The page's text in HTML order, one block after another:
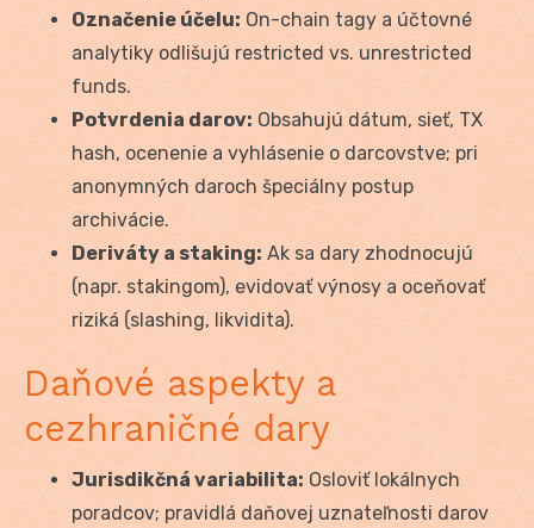
Označenie účelu: On-chain tagy a účtovné
analytiky odlišujú restricted vs. unrestricted
funds.
Potvrdenia darov: Obsahujú dátum, sieť, TX
hash, ocenenie a vyhlásenie o darcovstve; pri
anonymných daroch špeciálny postup
archivácie.
Deriváty a staking: Ak sa dary zhodnocujú
(napr. stakingom), evidovať výnosy a oceňovať
riziká (slashing, likvidita).
Daňové aspekty a
cezhraničné dary
Jurisdikčná variabilita: Osloviť lokálnych
poradcov; pravidlá daňovej uznateľnosti darov